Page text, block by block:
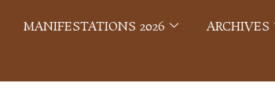
MANIFESTATIONS 2026 ARCHIVES